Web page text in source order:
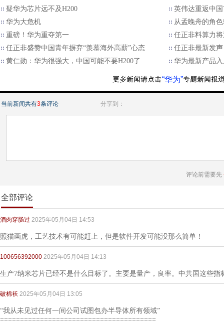
疑华为芯片远不及H200
英伟达重返中
华为大危机
从孟晚舟的角
重磅！华为重夺第一
任正非料算力
任正非盛赞中国青年摒弃“羡慕海外高薪”心态
任正非最新发声
黄仁勋：华为很强大，中国可能不要H200了
华为最新产品
“华为”
当前新闻共有3条评论 分享到：
评论前需要先
全部评论
酒肉穿肠过 2025年05月04日 14:53
照猫画虎，工艺技术有可能赶上，但是软件开发可能没那么简单！
100656392000 2025年05月04日 14:13
生产7纳米芯片已经不是什么目标了。主要是量产，良率。中共国这些指
破棉袄 2025年05月04日 13:05
“我从未见过任何一间公司试图包办半导体所有领域”
=======================================